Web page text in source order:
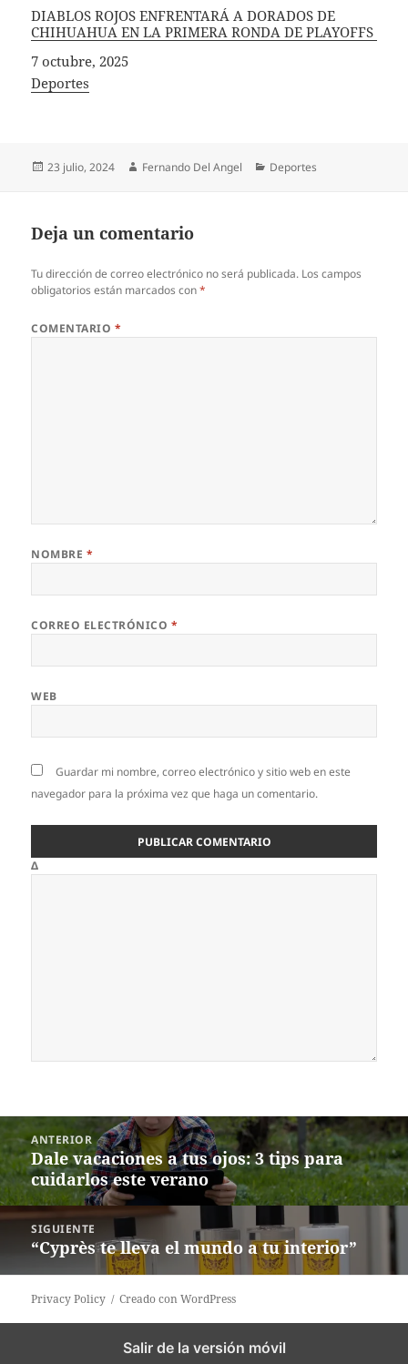
DIABLOS ROJOS ENFRENTARÁ A DORADOS DE
CHIHUAHUA EN LA PRIMERA RONDA DE PLAYOFFS
Fecha
7 octubre, 2025
In relation to
Deportes
Publicado
23 julio, 2024 Autor
Fernando Del Angel Categorías
Deportes
Deja un comentario
Tu dirección de correo electrónico no será publicada. Los campos
obligatorios están marcados con*
COMENTARIO *
NOMBRE *
CORREO ELECTRÓNICO *
WEB
Guardar mi nombre, correo electrónico y sitio web en este
navegador para la próxima vez que haga un comentario.
Δ
Navegación
de
entradas
ANTERIOR
Entrada
anterior:
Dale vacaciones a tus ojos: 3 tips para
cuidarlos este verano
SIGUIENTE
Siguiente
“Cyprès te lleva el mundo a tu interior”
Privacy Policy Creado con WordPress
Salir de la versión móvil